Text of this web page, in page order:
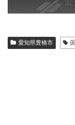
愛知県豊橋市